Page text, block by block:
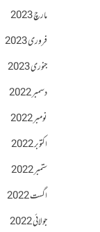
مارچ 2023
فروری 2023
جنوری 2023
دسمبر 2022
نومبر 2022
اکتوبر 2022
ستمبر 2022
اگست 2022
جولائی 2022